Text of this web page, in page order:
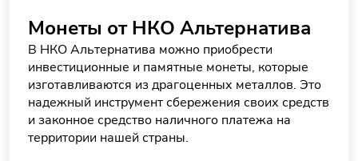
Монеты от НКО Альтернатива
В НКО Альтернатива можно приобрести
инвестиционные и памятные монеты, которые
изготавливаются из драгоценных металлов. Это
надежный инструмент сбережения своих средств
и законное средство наличного платежа на
территории нашей страны.